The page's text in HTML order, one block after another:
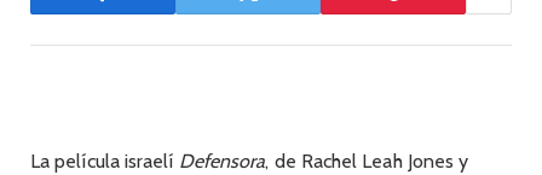
La película israelí Defensora, de Rachel Leah Jones y